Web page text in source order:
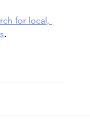
for local,
.